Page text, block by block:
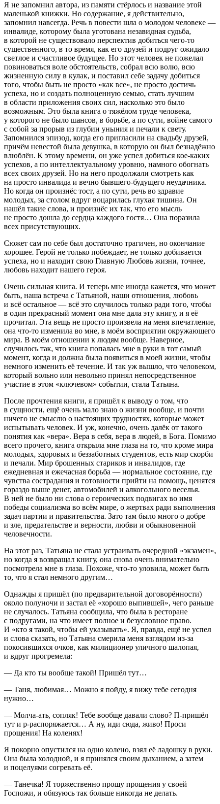
Я не запомнил автора, из памяти стёрлось и название этой
маленькой книжки. Но содержание, я действительно,
запомнил навсегда. Речь в повести шла о молодом человеке —
инвалиде, которому была уготована незавидная судьба,
в которой не существовало перспектив добиться чего-то
существенного, в то время, как его друзей и подруг ожидало
светлое и счастливое будущее. Но этот человек не пожелал
повиноваться воле обстоятельств, собрал всю волю, всю
жизненную силу в кулак, и поставил себе задачу добиться
того, чтобы быть не просто «как все», не просто достичь
успеха, но и создать полноценную семью, стать лучшим
в области приложения своих сил, насколько это было
возможным. Это была книга о тяжёлом труде человека,
у которого не было шансов, в борьбе, а по сути, войне самого
с собой за прорыв из глубин уныния и печали к свету.
Запомнился эпизод, когда его пригласили на свадьбу друзей,
причём невестой была девушка, в которую он был безнадёжно
влюблён. К этому времени, он уже успел добиться кое-каких
успехов, а по интеллектуальному уровню, намного обогнать
всех своих друзей. Но на него продолжали смотреть как
на просто инвалида и вечно бывшего-будущего неудачника.
Но когда он произнёс тост, а по сути, речь во здравие
молодых, за столом вдруг воцарилась глухая тишина. Он
нашёл такие слова, и произнёс их так, что его мысль
не просто дошла до сердца каждого гостя… Она поразила
всех присутствующих.
Сюжет сам по себе был достаточно трагичен, но окончание
хорошее. Герой не только побеждает, не только добивается
успеха, но и находит свою Главную Любовь жизни, точнее,
любовь находит нашего героя.
Очень сильная книга. И теперь мне иногда кажется, что может
быть, наша встреча с Татьяной, наши отношения, любовь
и всё остальное — всё это случилось только ради того, чтобы
в один прекрасный момент она мне дала эту книгу, и я её
прочитал. Эта вещь не просто произвела на меня впечатление,
она что-то изменила во мне, в моём восприятии окружающего
мира. В моём отношении к людям вообще. Наверное,
случилось так, что книга попалась мне в руки в тот самый
момент, когда и должна была появиться в моей жизни, чтобы
немного изменить её течение. И так уж вышло, что человеком,
который вольно или невольно принял непосредственное
участие в этом «ключевом» событии, стала Татьяна.
После прочтения книги, я пришёл к выводу о том, что
в сущности, ещё очень мало знаю о жизни вообще, и почти
ничего не смыслю о настоящих трудностях, которые может
испытывать человек. И уж, конечно, очень далёк от такого
понятия как «вера». Вера в себя, вера в людей, в Бога. Помимо
всего прочего, книга открыла мне глаза на то, что кроме мира
молодых, здоровых и беззаботных студентов, есть мир скорби
и печали. Мир брошенных стариков и инвалидов, где
ежедневная и ежечасная борьба — нормальное состояние, где
чувства сострадания и готовности прийти на помощь, ценятся
гораздо выше денег, автомобилей и алкогольного веселья.
В ней не было ни слова о героических подвигах во имя
победы социализма во всём мире, о жертвах ради выполнения
задач партии и правительства. Зато там было много о добре
и зле, предательстве и верности, любви и обыкновенной
человечности.
На этот раз, Татьяна не стала устраивать очередной «экзамен»,
но когда я возвращал книгу, она снова очень внимательно
посмотрела мне в глаза. Похоже, что-то уловила, может быть
то, что я стал немного другим…
Однажды я пришёл (по предварительной договорённости)
около полуночи и застал её «хорошо выпившей», чего раньше
не случалось. Татьяна сообщила, что была в ресторане
с подругами, на что имеет полное и безусловное право.
И «кто я такой, чтобы ей указывать». Я, правда, ещё не успел
и слова сказать, но Татьяна смерила меня взглядом из-за
покосившихся очков, как милиционер уличного шалопая,
и вдруг прогремела:
— Да кто ты вообще такой! Пришёл тут…
— Таня, любимая… Можно я пойду, я вижу тебе сегодня
нужно…
— Молча-ать, сопляк! Тебе вообще давали слово? П-пришёл
тут и р-распоряжается… А ну, иди сюда, живо! Проси
прощения! На коленях!
Я покорно опустился на одно колено, взял её ладошку в руки.
Она была холодной, и я принялся своим дыханием, а затем
и поцелуями согревать её.
— Танечка! Я торжественно прошу прощения у своей
Госпожи, и обязуюсь так больше никогда не делать.